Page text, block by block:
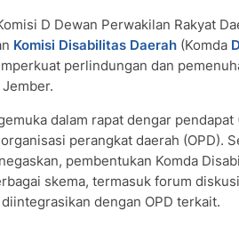
D Dewan Perwakilan Rakyat
Komisi Disabilitas Daerah (Komda
perlindungan dan
dalam rapat dengar pendapat
perangkat daerah (OPD).
pembentukan Komda
skema, termasuk forum
dengan OPD terkait.